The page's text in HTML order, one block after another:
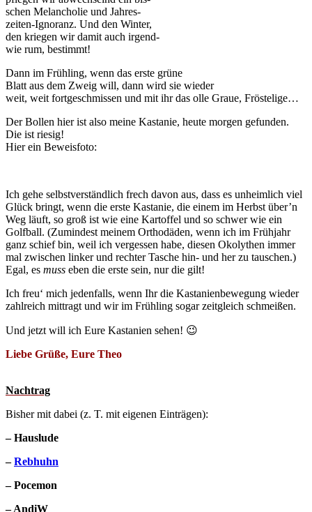
schen Melancholie und Jahres-
zeiten-Ignoranz. Und den Winter,
den kriegen wir damit auch irgend-
wie rum, bestimmt!
Dann im Frühling, wenn das erste grüne
Blatt aus dem Zweig will, dann wird sie wieder
weit, weit fortgeschmissen und mit ihr das olle Graue, Fröstelige…
Der Bollen hier ist also meine Kastanie, heute morgen gefunden.
Die ist riesig!
Hier ein Beweisfoto:
Ich gehe selbstverständlich frech davon aus, dass es unheimlich viel
Glück bringt, wenn die erste Kastanie, die einem im Herbst über’n
Weg läuft, so groß ist wie eine Kartoffel und so schwer wie ein
Golfball. (Zumindest meinem Orthodäden, wenn ich im Frühjahr
ganz schief bin, weil ich vergessen habe, diesen Okolythen immer
mal zwischen linker und rechter Tasche hin- und her zu tauschen.)
Egal, es muss eben die erste sein, nur die gilt!
Ich freu‘ mich jedenfalls, wenn Ihr die Kastanienbewegung wieder
zahlreich mittragt und wir im Frühling sogar zeitgleich schmeißen.
Und jetzt will ich Eure Kastanien sehen! 😉
Liebe Grüße, Eure Theo
Nachtrag
Bisher mit dabei (z. T. mit eigenen Einträgen):
– Hauslude
–Rebhuhn
– Pocemon
– AndiW